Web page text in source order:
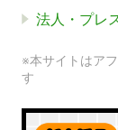
法人・プレ
※本サイトはア
す